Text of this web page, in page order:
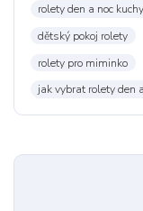
rolety den a noc
dětský pokoj rolety
rolety pro miminko
jak vybrat rolety den